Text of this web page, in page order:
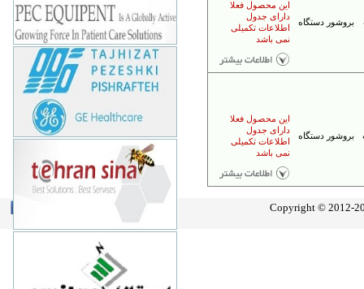
بروشور دستگاه
این محصول فعلا
دارای جدول
اطلاعات تکمیلی
نمی باشد
بروشور دستگاه
این محصول فعلا
دارای جدول
اطلاعات تکمیلی
نمی باشد
www.pec-equipment.com
تجهیزات پزشکی پیشرفته
88660081
تهران-ونک-خیابان توانیر-شهید عباسپور-
کوچه سامی-پلاک 1
www.tppge.com
66409116
طبقه 3
www.tehransina.com
امیتاک پرشیا
88761000
تهران-خيابان میرعماد- کوچه یازدهم-
پلاک 26
About Safir Copyright © 2012-